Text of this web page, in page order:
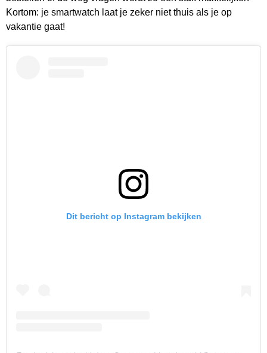
Kortom: je smartwatch laat je zeker niet thuis als je op
vakantie gaat!
Dit bericht op Instagram bekijken